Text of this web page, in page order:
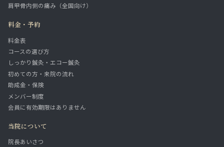
肩甲骨内側の痛み（全国向け）
料金・予約
料金表
コースの選び方
しっかり鍼灸・エコー鍼灸
初めての方・来院の流れ
助成金・保険
メンバー制度
会員に有効期限はありません
当院について
院長あいさつ